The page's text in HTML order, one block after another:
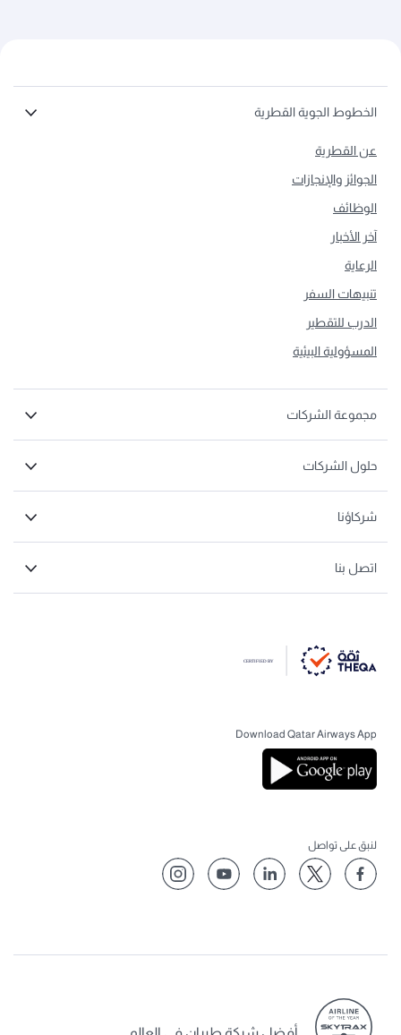
الخطوط الجوية القطرية
عن القطرية
الجوائز والإنجازات
الوظائف
آخر الأخبار
الرعاية
تنبيهات السفر
الدرب للتقطير
المسؤولية البيئية
مجموعة الشركات
حلول الشركات
شركاؤنا
اتصل بنا
Download Qatar Airways App
لنبق على تواصل